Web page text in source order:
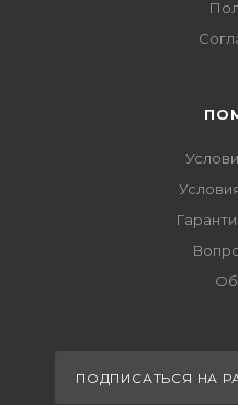
ПОДПИСАТЬСЯ НА